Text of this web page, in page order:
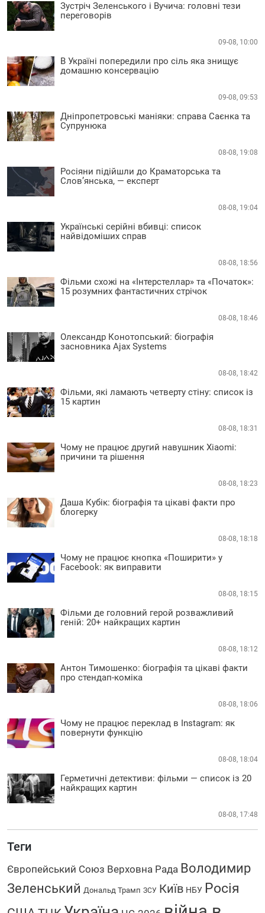
Зустріч Зеленського і Вучича: головні тези
переговорів
09-08, 10:00
В Україні попередили про сіль яка знищує
домашню консервацію
09-08, 09:53
Дніпропетровські маніяки: справа Саєнка та
Супрунюка
08-08, 19:08
Росіяни підійшли до Краматорська та
Слов’янська, — експерт
08-08, 19:04
Українські серійні вбивці: список
найвідоміших справ
08-08, 18:56
Фільми схожі на «Інтерстеллар» та «Початок»:
15 розумних фантастичних стрічок
08-08, 18:46
Олександр Конотопський: біографія
засновника Ajax Systems
08-08, 18:42
Фільми, які ламають четверту стіну: список із
15 картин
08-08, 18:31
Чому не працює другий навушник Xiaomi:
причини та рішення
08-08, 18:23
Даша Кубік: біографія та цікаві факти про
блогерку
08-08, 18:18
Чому не працює кнопка «Поширити» у
Facebook: як виправити
08-08, 18:15
Фільми де головний герой розважливий
геній: 20+ найкращих картин
08-08, 18:12
Антон Тимошенко: біографія та цікаві факти
про стендап-коміка
08-08, 18:06
Чому не працює переклад в Instagram: як
повернути функцію
08-08, 18:04
Герметичні детективи: фільми — список із 20
найкращих картин
08-08, 17:48
Теги
Європейський Союз Верховна Рада Володимир
Зеленський Дональд Трамп ЗСУ Київ НБУ Росія